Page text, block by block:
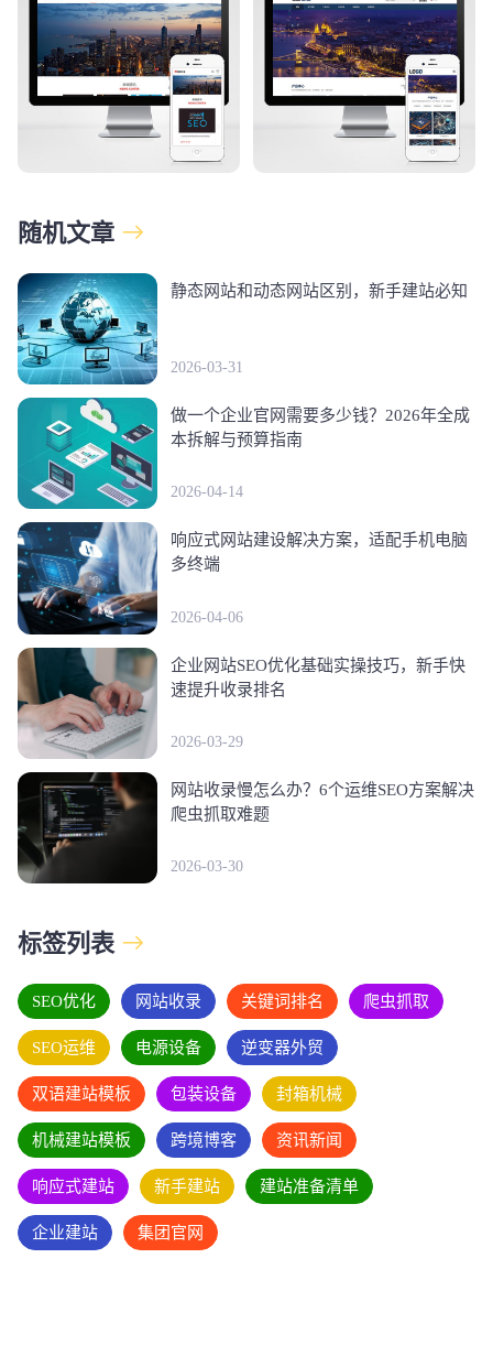
随机文章
静态网站和动态网站区别，新手建站必知
2026-03-31
做一个企业官网需要多少钱？2026年全成
本拆解与预算指南
2026-04-14
响应式网站建设解决方案，适配手机电脑
多终端
2026-04-06
企业网站SEO优化基础实操技巧，新手快
速提升收录排名
2026-03-29
网站收录慢怎么办？6个运维SEO方案解决
爬虫抓取难题
2026-03-30
标签列表
SEO优化 网站收录 关键词排名 爬虫抓取
SEO运维 电源设备 逆变器外贸
双语建站模板 包装设备 封箱机械
机械建站模板 跨境博客 资讯新闻
响应式建站 新手建站 建站准备清单
企业建站 集团官网